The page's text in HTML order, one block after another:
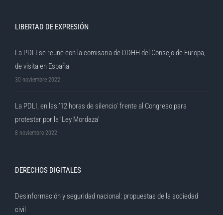
LIBERTAD DE EXPRESIÓN
La PDLI se reune con la comisaria de DDHH del Consejo de Europa,
de visita en España
30 noviembre 2022
La PDLI, en las ’12 horas de silencio’ frente al Congreso para
protestar por la ‘Ley Mordaza’
8 noviembre 2022
DERECHOS DIGITALES
Desinformación y seguridad nacional: propuestas de la sociedad
civil